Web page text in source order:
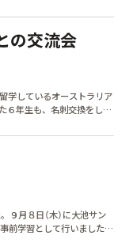
り、笑顔で踊りました。
さんの拍手をいただきまし
の交流会
学しているオーストラリア
６年生も、名刺交換をした
９月８日（木）に大池サン
前学習として行いました。